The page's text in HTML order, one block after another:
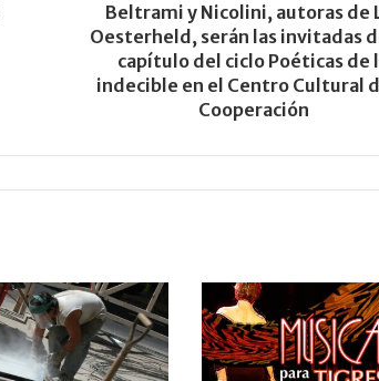
Beltrami y Nicolini, autoras de
Oesterheld, serán las invitadas
capítulo del ciclo Poéticas de
indecible en el Centro Cultural
Cooperación